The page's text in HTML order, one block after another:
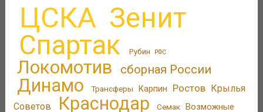
ЦСКА Зенит
Спартак Рубин РФС
Локомотив сборная России
Динамо Трансферы Карпин Ростов Крылья
Советов
Краснодар Семак Возможные